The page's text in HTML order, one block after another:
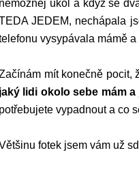
nemožnej úkol a když se
JEDEM, nechápala
vysypávala mámě
mít konečně pocit,
jaký lidi okolo sebe mám
potřebujete vypadnout a co
fotek jsem vám už